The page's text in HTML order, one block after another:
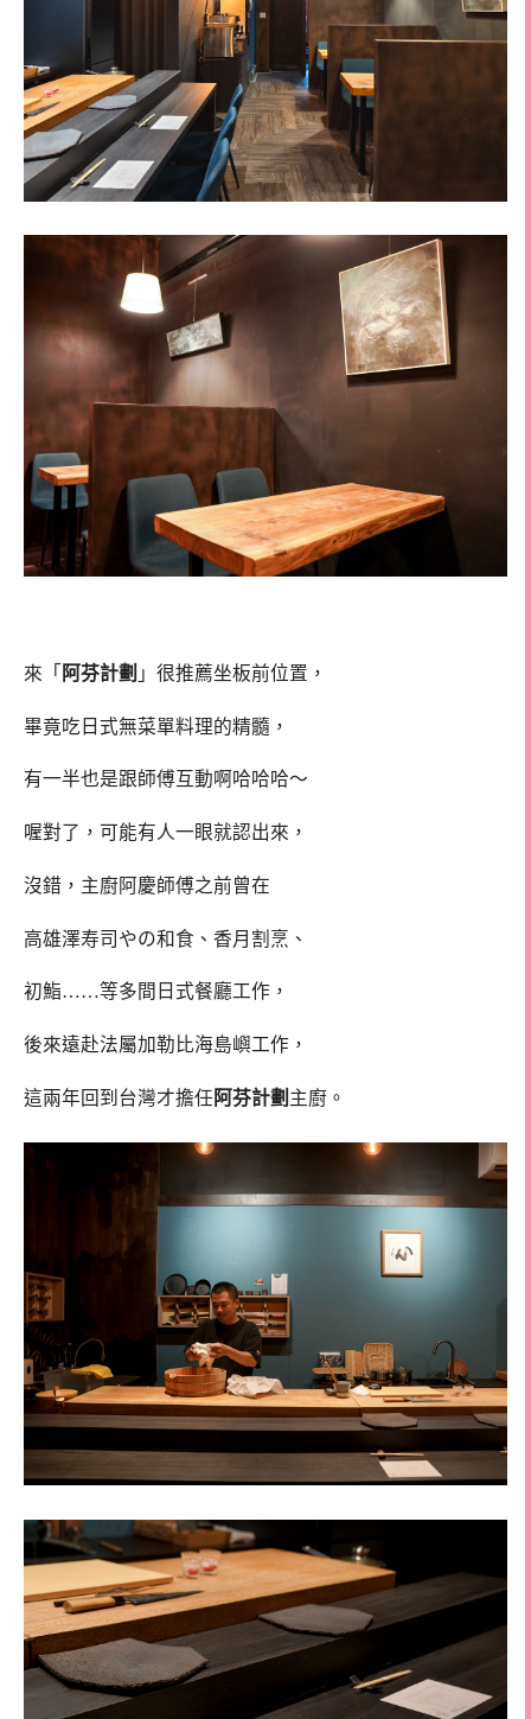
來「 阿芬計劃 」很推薦坐板前位置，
畢竟吃日式無菜單料理的精髓，
有一半也是跟師傅互動啊哈哈哈～
喔對了，可能有人一眼就認出來，
沒錯，主廚阿慶師傅之前曾在
高雄澤寿司やの和食、香月割烹、
初鮨……等多間日式餐廳工作，
後來遠赴法屬加勒比海島嶼工作，
這兩年回到台灣才擔任阿芬計劃 主廚。